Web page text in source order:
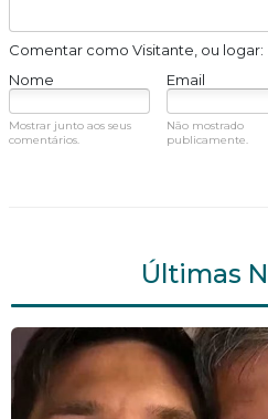
Comentar como Visitante, ou logar:
Nome
Email
Mostrar junto aos seus
comentários.
Não mostrado
publicamente.
Últimas